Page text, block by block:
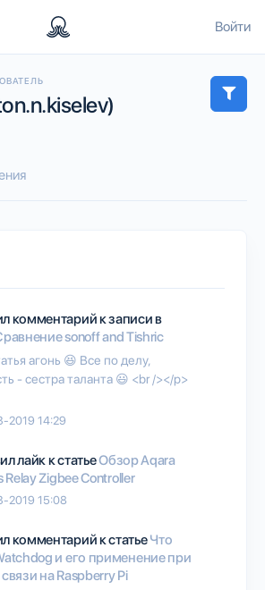
Войти
комментарий к записи в
sonoff and Tishric
агонь 😆 Все по делу,
- сестра таланта 😃 <br /></p>
2019 14:29
лайк к статьеОбзор Aqara
Relay Zigbee Controller
2019 15:08
комментарий к статьеЧто
и его применение при
на Raspberry Pi